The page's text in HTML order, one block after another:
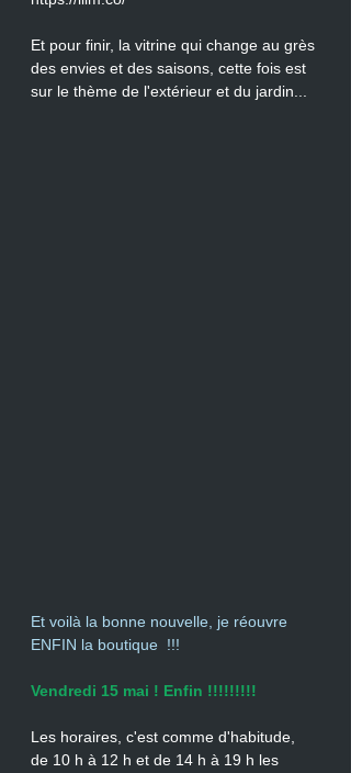
Et pour finir, la vitrine qui change au grès
des envies et des saisons, cette fois est
sur le thème de l'extérieur et du jardin...
Et voilà la bonne nouvelle, je réouvre
ENFIN la boutique  !!!
Vendredi 15 mai ! Enfin !!!!!!!!!
Les horaires, c'est comme d'habitude,
de 10 h à 12 h et de 14 h à 19 h les